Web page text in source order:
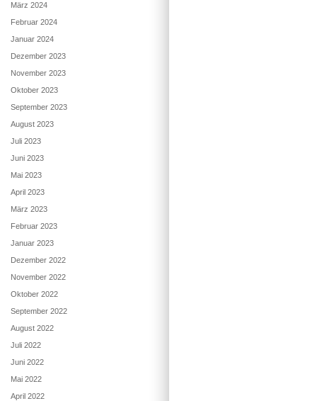
März 2024
Februar 2024
Januar 2024
Dezember 2023
November 2023
Oktober 2023
September 2023
August 2023
Juli 2023
Juni 2023
Mai 2023
April 2023
März 2023
Februar 2023
Januar 2023
Dezember 2022
November 2022
Oktober 2022
September 2022
August 2022
Juli 2022
Juni 2022
Mai 2022
April 2022